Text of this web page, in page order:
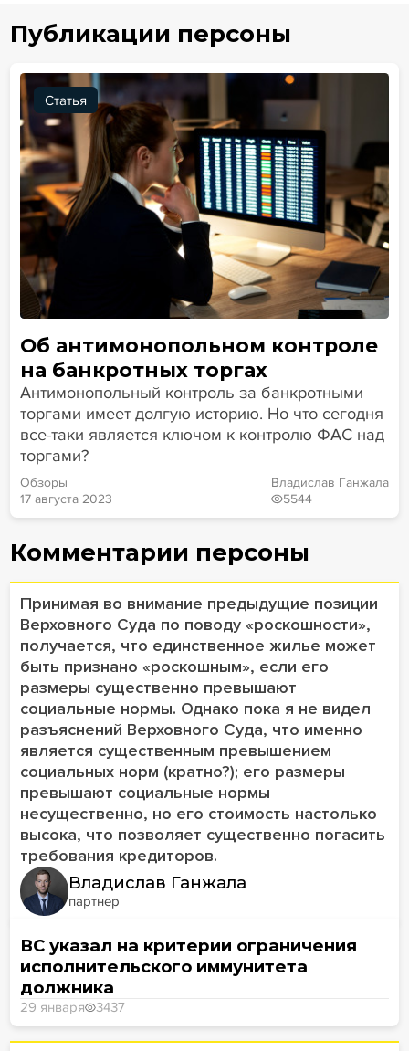
Публикации персоны
Статья
Об антимонопольном контроле
на банкротных торгах
Антимонопольный контроль за банкротными
торгами имеет долгую историю. Но что сегодня
все-таки является ключом к контролю ФАС над
торгами?
Обзоры
17 августа 2023
Владислав Ганжала
5544
Комментарии персоны
Принимая во внимание предыдущие позиции
Верховного Суда по поводу «роскошности»,
получается, что единственное жилье может
быть признано «роскошным», если его
размеры существенно превышают
социальные нормы. Однако пока я не видел
разъяснений Верховного Суда, что именно
является существенным превышением
социальных норм (кратно?); его размеры
превышают социальные нормы
несущественно, но его стоимость настолько
высока, что позволяет существенно погасить
требования кредиторов.
Владислав Ганжала
партнер
ВС указал на критерии ограничения
исполнительского иммунитета
должника
29 января 3437